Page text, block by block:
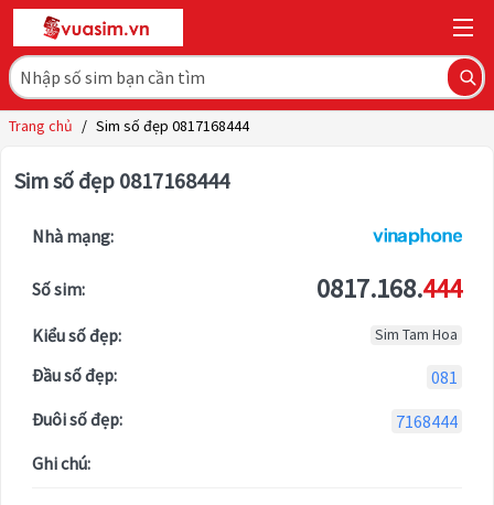
Trang chủ / Sim số đẹp 0817168444
Sim số đẹp 0817168444
Nhà mạng:
Số sim: 0817.168.444
Kiểu số đẹp: Sim Tam Hoa
Đầu số đẹp:
081
Đuôi số đẹp:
7168444
Ghi chú: